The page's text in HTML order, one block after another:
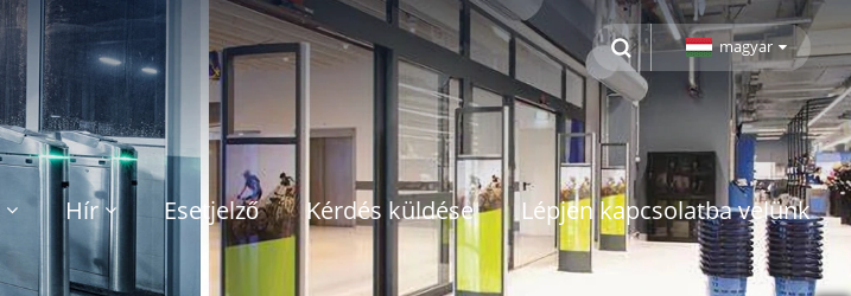
magyar
Hír Esetjelző Kérdés küldése Lépjen kapcsolatba velünk